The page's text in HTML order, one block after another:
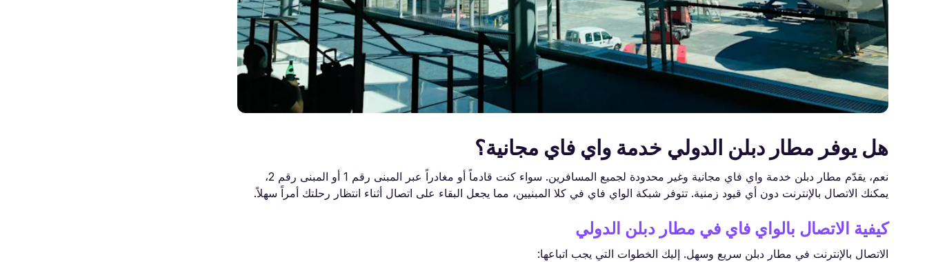
هل يوفر مطار دبلن الدولي خدمة واي فاي مجانية؟
نعم، يقدّم مطار دبلن خدمة واي فاي مجانية وغير محدودة لجميع المسافرين. سواء كنت قادماً أو مغادراً عبر المبنى رقم 1 أو المبنى رقم 2،
يمكنك الاتصال بالإنترنت دون أي قيود زمنية. تتوفر شبكة الواي فاي في كلا المبنيين، مما يجعل البقاء على اتصال أثناء انتظار رحلتك أمراً سهلاً.
كيفية الاتصال بالواي فاي في مطار دبلن الدولي
الاتصال بالإنترنت في مطار دبلن سريع وسهل. إليك الخطوات التي يجب اتباعها: